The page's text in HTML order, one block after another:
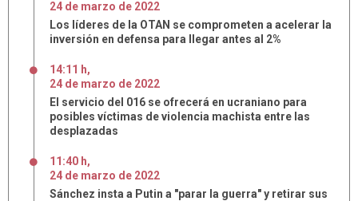
24 de marzo de 2022
Los líderes de la OTAN se comprometen a acelerar la
inversión en defensa para llegar antes al 2%
14:11 h,
24 de marzo de 2022
El servicio del 016 se ofrecerá en ucraniano para
posibles víctimas de violencia machista entre las
desplazadas
11:40 h,
24 de marzo de 2022
Sánchez insta a Putin a "parar la guerra" y retirar sus